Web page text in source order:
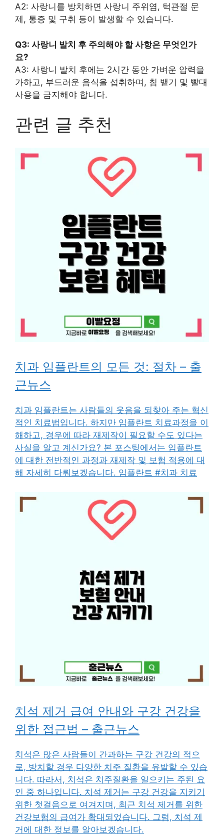
A2: 사랑니를 방치하면 사랑니 주위염, 턱관절 문
제, 통증 및 구취 등이 발생할 수 있습니다.
Q3: 사랑니 발치 후 주의해야 할 사항은 무엇인가
요?
A3: 사랑니 발치 후에는 2시간 동안 가벼운 압력을
가하고, 부드러운 음식을 섭취하며, 침 뱉기 및 빨대
사용을 금지해야 합니다.
관련 글 추천
치과 임플란트의 모든 것: 절차 – 출
근뉴스
치과 임플란트는 사람들의 웃음을 되찾아 주는 혁신
적인 치료법입니다. 하지만 임플란트 치료과정을 이
해하고, 경우에 따라 재제작이 필요할 수도 있다는
사실을 알고 계신가요? 본 포스팅에서는 임플란트
에 대한 전반적인 과정과 재제작 및 보험 적용에 대
해 자세히 다뤄보겠습니다. 임플란트 #치과 치료
치석 제거 급여 안내와 구강 건강을
위한 접근법 – 출근뉴스
치석은 많은 사람들이 간과하는 구강 건강의 적으
로, 방치할 경우 다양한 치주 질환을 유발할 수 있습
니다. 따라서, 치석은 치주질환을 일으키는 주된 요
인 중 하나입니다. 치석 제거는 구강 건강을 지키기
위한 첫걸음으로 여겨지며, 최근 치석 제거를 위한
건강보험의 급여가 확대되었습니다. 그럼, 치석 제
거에 대한 정보를 알아보겠습니다.